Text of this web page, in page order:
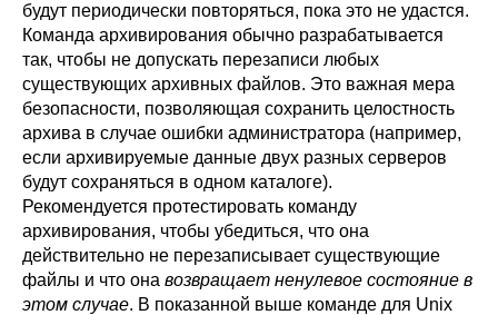
будут периодически повторяться, пока это не удастся.
Команда архивирования обычно разрабатывается
так, чтобы не допускать перезаписи любых
существующих архивных файлов. Это важная мера
безопасности, позволяющая сохранить целостность
архива в случае ошибки администратора (например,
если архивируемые данные двух разных серверов
будут сохраняться в одном каталоге).
Рекомендуется протестировать команду
архивирования, чтобы убедиться, что она
действительно не перезаписывает существующие
файлы и что она возвращает ненулевое состояние в
этом случае. В показанной выше команде для Unix